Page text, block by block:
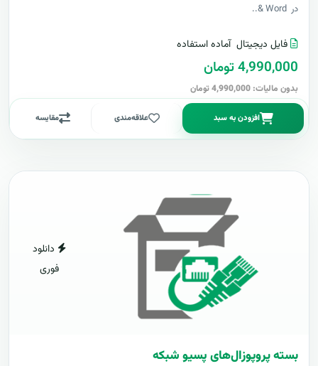
در Word &..
فایل دیجیتال آماده استفاده
4,990,000 تومان
بدون مالیات: 4,990,000 تومان
افزودن به سبد علاقه‌مندی مقایسه
دانلود
فوری
بسته پروپوزال‌های پسیو شبکه